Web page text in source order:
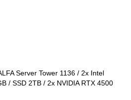
Server Tower 1136 / 2х Intel
/ SSD 2TB / 2x NVIDIA RTX 4500